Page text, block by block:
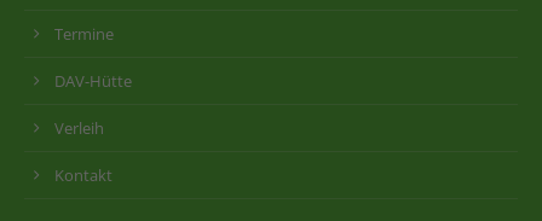
Termine
DAV-Hütte
Verleih
Kontakt